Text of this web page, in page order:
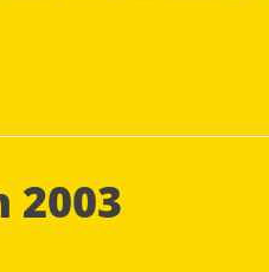
2003